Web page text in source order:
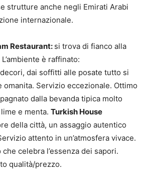
strutture anche negli Emirati Arabi
internazionale.
Restaurant: si trova di fianco alla
è raffinato:
dai soffitti alle posate tutto si
omanita. Servizio eccezionale. Ottimo
dalla bevanda tipica molto
e menta. Turkish House
della città, un assaggio autentico
attento in un’atmosfera vivace.
celebra l’essenza dei sapori.
qualità/prezzo.